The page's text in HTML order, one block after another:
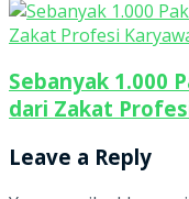
Sebanyak 1.000
dari Zakat
Leave a Reply